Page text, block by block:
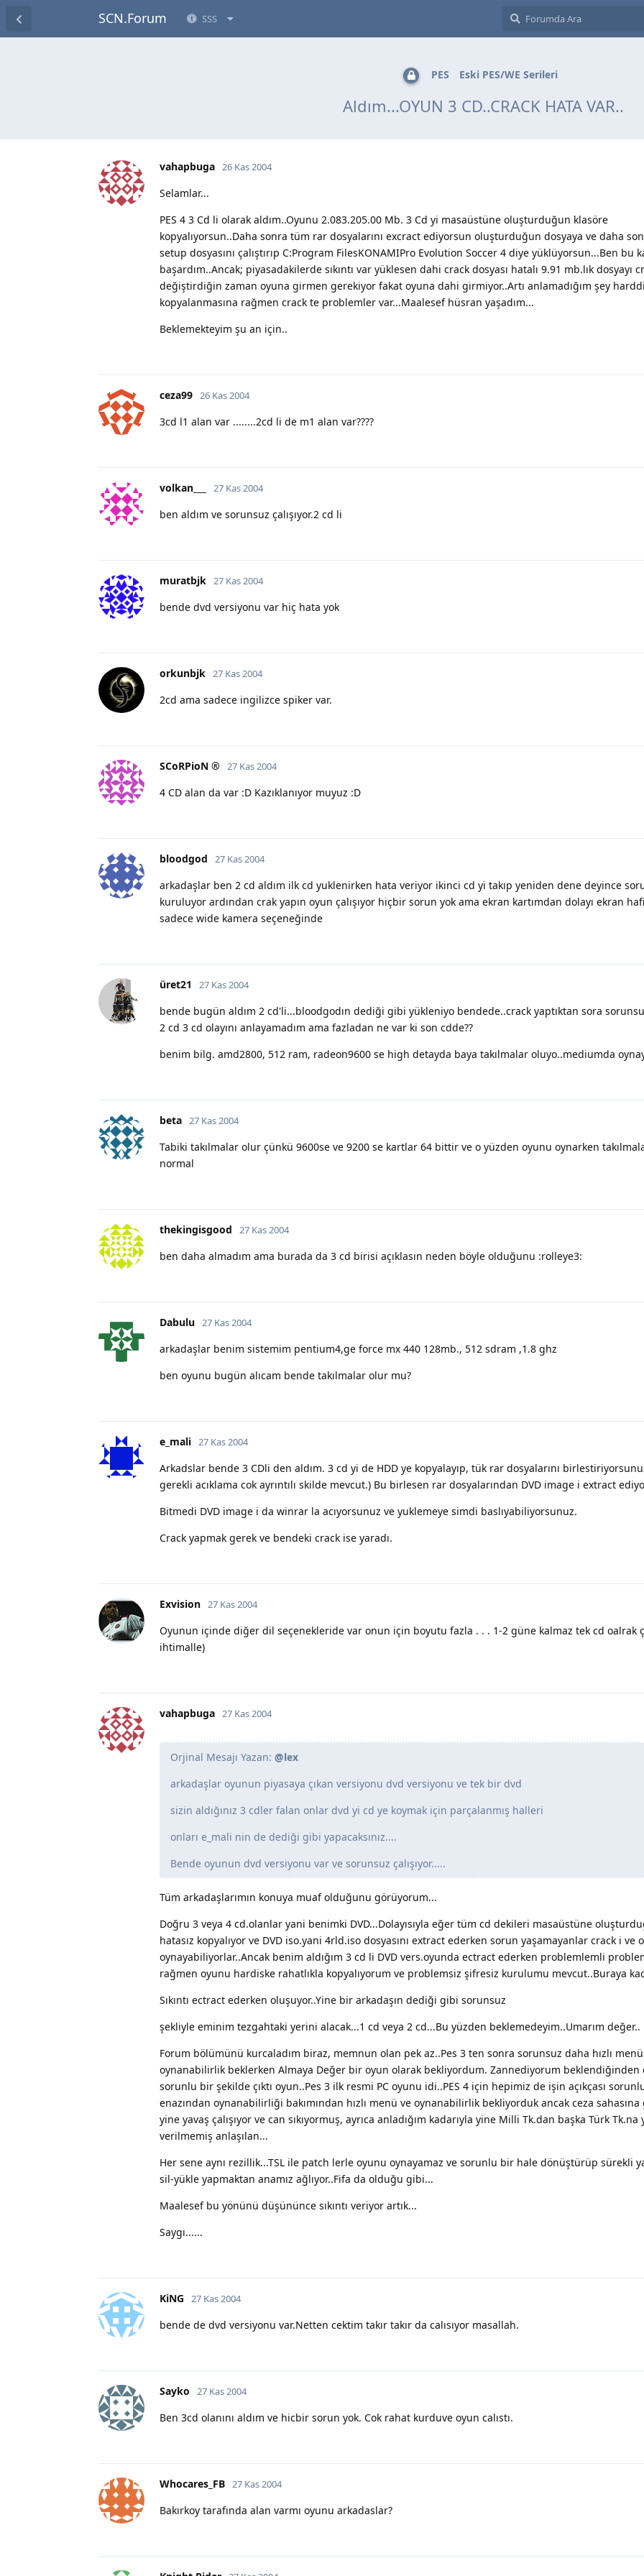
SCN.Forum SSS
PES Eski PES/WE Serileri
Aldım...OYUN 3 CD..CRACK HATA VAR..
vahapbuga 26 Kas 2004
Selamlar...
PES 4 3 Cd li olarak aldım..Oyunu 2.083.205.00 Mb. 3 Cd yi masaüstüne oluşturduğun klasöre
kopyalıyorsun..Daha sonra tüm rar dosyalarını excract ediyorsun oluşturduğun dosyaya ve daha
setup dosyasını çalıştırıp C:Program FilesKONAMIPro Evolution Soccer 4 diye yüklüyorsun...Ben bu
başardım..Ancak; piyasadakilerde sıkıntı var yüklesen dahi crack dosyası hatalı 9.91 mb.lık dosyayı
değiştirdiğin zaman oyuna girmen gerekiyor fakat oyuna dahi girmiyor..Artı anlamadığım şey
kopyalanmasına rağmen crack te problemler var...Maalesef hüsran yaşadım...
Beklemekteyim şu an için..
ceza99 26 Kas 2004
3cd l1 alan var ........2cd li de m1 alan var????
volkan___ 27 Kas 2004
ben aldım ve sorunsuz çalışıyor.2 cd li
muratbjk 27 Kas 2004
bende dvd versiyonu var hiç hata yok
orkunbjk 27 Kas 2004
2cd ama sadece ingilizce spiker var.
SCoRPioN ® 27 Kas 2004
4 CD alan da var :D Kazıklanıyor muyuz :D
bloodgod 27 Kas 2004
arkadaşlar ben 2 cd aldım ilk cd yuklenirken hata veriyor ikinci cd yi takıp yeniden dene deyince
kuruluyor ardından crak yapın oyun çalışıyor hiçbir sorun yok ama ekran kartımdan dolayı ekran
sadece wide kamera seçeneğinde
üret21 27 Kas 2004
bende bugün aldım 2 cd'li...bloodgodın dediği gibi yükleniyo bendede..crack yaptıktan sora
2 cd 3 cd olayını anlayamadım ama fazladan ne var ki son cdde??
benim bilg. amd2800, 512 ram, radeon9600 se high detayda baya takılmalar oluyo..mediumda
beta 27 Kas 2004
Tabiki takılmalar olur çünkü 9600se ve 9200 se kartlar 64 bittir ve o yüzden oyunu oynarken
normal
thekingisgood 27 Kas 2004
ben daha almadım ama burada da 3 cd birisi açıklasın neden böyle olduğunu :rolleye3:
Dabulu 27 Kas 2004
arkadaşlar benim sistemim pentium4,ge force mx 440 128mb., 512 sdram ,1.8 ghz
ben oyunu bugün alıcam bende takılmalar olur mu?
e_mali 27 Kas 2004
Arkadslar bende 3 CDli den aldım. 3 cd yi de HDD ye kopyalayıp, tük rar dosyalarını
gerekli acıklama cok ayrıntılı skilde mevcut.) Bu birlesen rar dosyalarından DVD image i extract
Bitmedi DVD image i da winrar la acıyorsunuz ve yuklemeye simdi baslıyabiliyorsunuz.
Crack yapmak gerek ve bendeki crack ise yaradı.
Exvision 27 Kas 2004
Oyunun içinde diğer dil seçenekleride var onun için boyutu fazla . . . 1-2 güne kalmaz tek cd oalrak
ihtimalle)
vahapbuga 27 Kas 2004
Orjinal Mesajı Yazan: @lex
arkadaşlar oyunun piyasaya çıkan versiyonu dvd versiyonu ve tek bir dvd
sizin aldığınız 3 cdler falan onlar dvd yi cd ye koymak için parçalanmış halleri
onları e_mali nin de dediği gibi yapacaksınız....
Bende oyunun dvd versiyonu var ve sorunsuz çalışıyor.....
Tüm arkadaşlarımın konuya muaf olduğunu görüyorum...
Doğru 3 veya 4 cd.olanlar yani benimki DVD...Dolayısıyla eğer tüm cd dekileri masaüstüne
hatasız kopyalıyor ve DVD iso.yani 4rld.iso dosyasını extract ederken sorun yaşamayanlar crack i ve
oynayabiliyorlar..Ancak benim aldığım 3 cd li DVD vers.oyunda ectract ederken problemlemli
rağmen oyunu hardiske rahatlıkla kopyalıyorum ve problemsiz şifresiz kurulumu mevcut..Buraya
Sıkıntı ectract ederken oluşuyor..Yine bir arkadaşın dediği gibi sorunsuz
şekliyle eminim tezgahtaki yerini alacak...1 cd veya 2 cd...Bu yüzden beklemedeyim..Umarım değer..
Forum bölümünü kurcaladım biraz, memnun olan pek az..Pes 3 ten sonra sorunsuz daha hızlı
oynanabilirlik beklerken Almaya Değer bir oyun olarak bekliyordum. Zannediyorum beklendiğinden
sorunlu bir şekilde çıktı oyun..Pes 3 ilk resmi PC oyunu idi..PES 4 için hepimiz de işin açıkçası
enazından oynanabilirliği bakımından hızlı menü ve oynanabilirlik bekliyorduk ancak ceza
yine yavaş çalışıyor ve can sıkıyormuş, ayrıca anladığım kadarıyla yine Milli Tk.dan başka Türk Tk.na
verilmemiş anlaşılan...
Her sene aynı rezillik...TSL ile patch lerle oyunu oynayamaz ve sorunlu bir hale dönüştürüp sürekli
sil-yükle yapmaktan anamız ağlıyor..Fifa da olduğu gibi...
Maalesef bu yönünü düşününce sıkıntı veriyor artık...
Saygı......
KiNG 27 Kas 2004
bende de dvd versiyonu var.Netten cektim takır takır da calısıyor masallah.
Sayko 27 Kas 2004
Ben 3cd olanını aldım ve hicbir sorun yok. Cok rahat kurduve oyun calıstı.
Whocares_FB 27 Kas 2004
Bakırkoy tarafında alan varmı oyunu arkadaslar?